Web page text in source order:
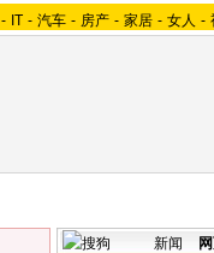
- IT - 汽车 - 房产 - 家居 - 女人 -
新闻